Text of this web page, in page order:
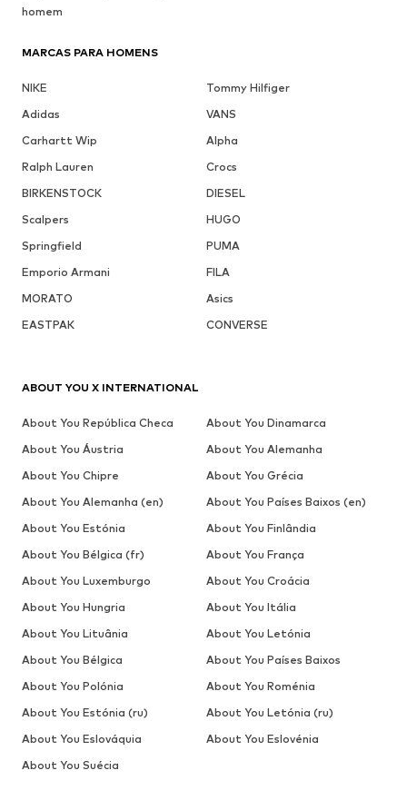
homem
MARCAS PARA HOMENS
NIKE
Tommy Hilfiger
Adidas
VANS
Carhartt Wip
Alpha
Ralph Lauren
Crocs
BIRKENSTOCK
DIESEL
Scalpers
HUGO
Springfield
PUMA
Emporio Armani
FILA
MORATO
Asics
EASTPAK
CONVERSE
ABOUT YOU X INTERNATIONAL
About You República Checa
About You Dinamarca
About You Áustria
About You Alemanha
About You Chipre
About You Grécia
About You Alemanha (en)
About You Países Baixos (en)
About You Estónia
About You Finlândia
About You Bélgica (fr)
About You França
About You Luxemburgo
About You Croácia
About You Hungria
About You Itália
About You Lituânia
About You Letónia
About You Bélgica
About You Países Baixos
About You Polónia
About You Roménia
About You Estónia (ru)
About You Letónia (ru)
About You Eslováquia
About You Eslovénia
About You Suécia